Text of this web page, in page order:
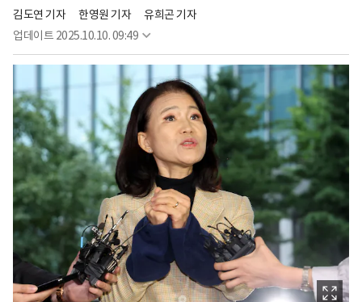
김도연 기자 한영원 기자
유희곤 기자
업데이트 2025.10.10. 09:49